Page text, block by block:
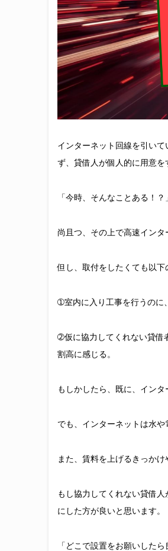
インターネット回線を引い
ず、貸借人が個人的に用意を
「今時、そんなことある！
尚且つ、その上で高速イン
但し、取付をしたくても以下
➀室内に入り工事を行うのに
➁仮に協力してくれない貸借
割高に感じる。
もしかしたら、既に、イン
でも、インターネットは水や
また、賃料を上げるきっか
もし協力してくれない貸借
にした方が良いと思います。
「どこで設置をお願いした